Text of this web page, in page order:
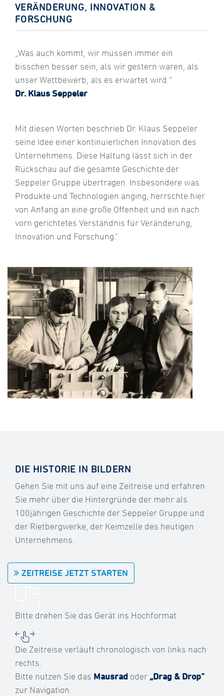
VERÄNDERUNG, INNOVATION &
FORSCHUNG
„Was auch kommt, wir müssen immer ein
bisschen besser sein, als wir gestern waren, als
unser Wettbewerb, als es erwartet wird.”
Dr. Klaus Seppeler
Mit diesen Worten beschrieb Dr. Klaus Seppeler
seine Idee einer kontinuierlichen Innovation des
Unternehmens. Diese Haltung lässt sich in der
Rückschau auf die gesamte Geschichte der
Seppeler Gruppe übertragen. Insbesondere was
Produkte und Technologien anging, herrschte hier
von Anfang an eine große Offenheit und ein nach
vorn gerichtetes Verständnis für Veränderung,
Innovation und Forschung."
DIE HISTORIE IN BILDERN
Gehen Sie mit uns auf eine Zeitreise und erfahren
Sie mehr über die Hintergründe der mehr als
100jährigen Geschichte der Seppeler Gruppe und
der Rietbergwerke, der Keimzelle des heutigen
Unternehmens.
ZEITREISE JETZT STARTEN
Bitte drehen Sie das Gerät ins Hochformat
Die Zeitreise verläuft chronologisch von links nach
rechts.
Bitte nutzen Sie das Mausrad oder „Drag & Drop“
zur Navigation.